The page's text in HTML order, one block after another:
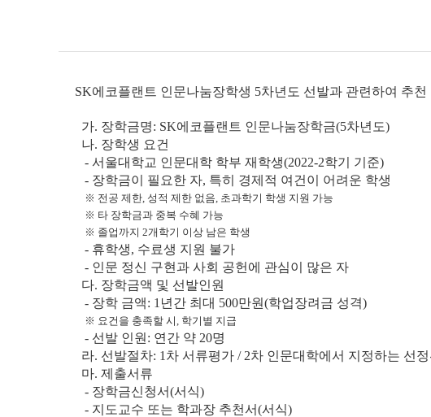
SK에코플랜트 인문나눔장학생 5차년도 선발과 관련하여 추
가. 장학금명: SK에코플랜트 인문나눔장학금(5차년도)
나. 장학생 요건
- 서울대학교 인문대학 학부 재학생(2022-2학기 기준)
- 장학금이 필요한 자, 특히 경제적 여건이 어려운 학생
※ 전공 제한, 성적 제한 없음, 초과학기 학생 지원 가능
※ 타 장학금과 중복 수혜 가능
※ 졸업까지 2개학기 이상 남은 학생
- 휴학생, 수료생 지원 불가
- 인문 정신 구현과 사회 공헌에 관심이 많은 자
다. 장학금액 및 선발인원
- 장학 금액: 1년간 최대 500만원(학업장려금 성격)
※ 요건을 충족할 시, 학기별 지급
- 선발 인원: 연간 약 20명
라. 선발절차: 1차 서류평가 / 2차 인문대학에서 지정하는 선
마. 제출서류
- 장학금신청서(서식)
- 지도교수 또는 학과장 추천서(서식)